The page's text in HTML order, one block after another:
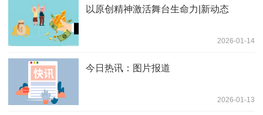
以原创精神激活舞台生命力|新动态
2026-01-14
今日热讯：图片报道
2026-01-13